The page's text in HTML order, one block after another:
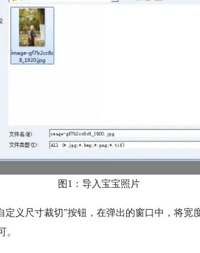
图1：导入宝宝照片
定义尺寸裁切”按钮，在弹出的窗口中，将宽
。